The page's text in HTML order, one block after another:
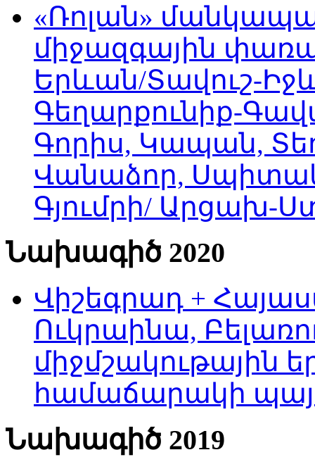
«Ռոլան»
միջազգային
Երևան/Տավուշ-
Գեղարքունիք-
Գորիս, Կապան,
Վանաձոր,
Գյումրի/ Արցախ-
Նախագիծ 2020
Վիշեգրադ +
Ուկրաինա,
միջմշակութային
համաճարակի
Նախագիծ 2019